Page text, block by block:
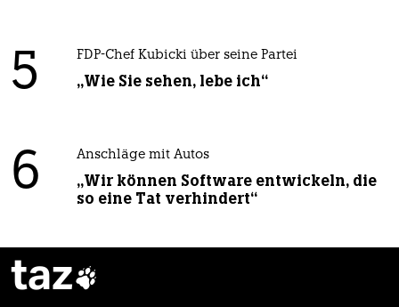
5 FDP-Chef Kubicki über seine Partei
„Wie Sie sehen, lebe ich“
6 Anschläge mit Autos
„Wir können Software entwickeln, die
so eine Tat verhindert“
taz